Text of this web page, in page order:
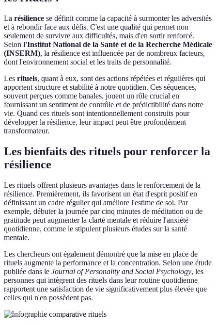
La résilience se définit comme la capacité à surmonter les adversités
et à rebondir face aux défis. C'est une qualité qui permet non
seulement de survivre aux difficultés, mais d'en sortir renforcé.
Selon l'Institut National de la Santé et de la Recherche Médicale
(INSERM), la résilience est influencée par de nombreux facteurs,
dont l'environnement social et les traits de personnalité.
Les rituels, quant à eux, sont des actions répétées et régulières qui
apportent structure et stabilité à notre quotidien. Ces séquences,
souvent perçues comme banales, jouent un rôle crucial en
fournissant un sentiment de contrôle et de prédictibilité dans notre
vie. Quand ces rituels sont intentionnellement construits pour
développer la résilience, leur impact peut être profondément
transformateur.
Les bienfaits des rituels pour renforcer la
résilience
Les rituels offrent plusieurs avantages dans le renforcement de la
résilience. Premièrement, ils favorisent un état d'esprit positif en
définissant un cadre régulier qui améliore l'estime de soi. Par
exemple, débuter la journée par cinq minutes de méditation ou de
gratitude peut augmenter la clarté mentale et réduire l'anxiété
quotidienne, comme le stipulent plusieurs études sur la santé
mentale.
Les chercheurs ont également démontré que la mise en place de
rituels augmente la performance et la concentration. Selon une étude
publiée dans le Journal of Personality and Social Psychology, les
personnes qui intègrent des rituels dans leur routine quotidienne
rapportent une satisfaction de vie significativement plus élevée que
celles qui n'en possèdent pas.